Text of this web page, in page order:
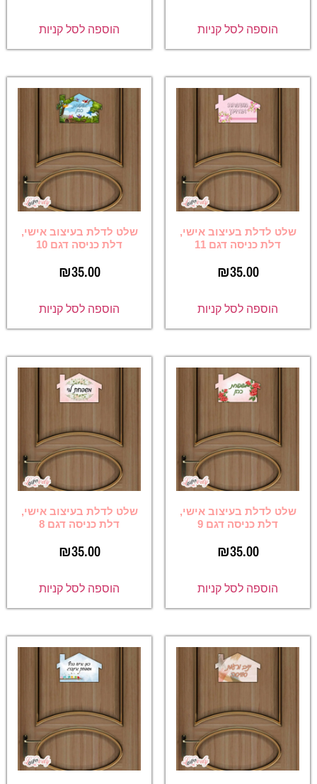
הוספה לסל קניות הוספה לסל קניות
שלט לדלת בעיצוב אישי,
דלת כניסה דגם 11
₪35.00
הוספה לסל קניות
שלט לדלת בעיצוב אישי,
דלת כניסה דגם 10
₪35.00
הוספה לסל קניות
שלט לדלת בעיצוב אישי,
דלת כניסה דגם 9
₪35.00
הוספה לסל קניות
שלט לדלת בעיצוב אישי,
דלת כניסה דגם 8
₪35.00
הוספה לסל קניות